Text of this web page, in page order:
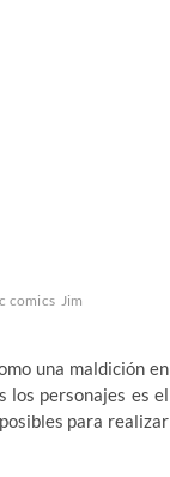
comics Jim
una maldición en
los personajes es el
para realizar